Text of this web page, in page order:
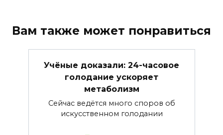
Вам также может понравиться
Учёные доказали: 24-часовое
голодание ускоряет
метаболизм
Сейчас ведётся много споров об
искусственном голодании